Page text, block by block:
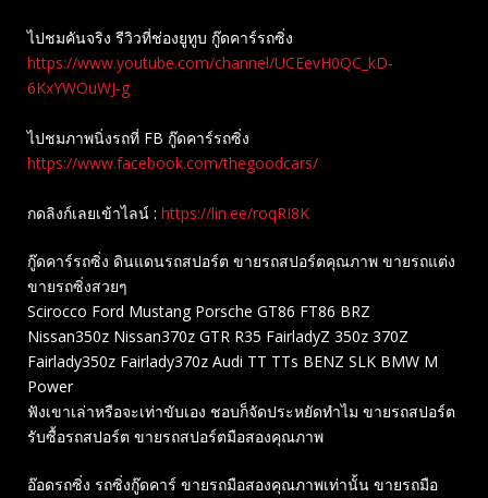
ไปชมคันจริง รีวิวที่ช่องยู​ทูบ​ กู๊ดคาร์รถซิ่ง
https://www.youtube.com/channel/UCEevH0QC_kD-
6KxYWOuWJ-g
ไปชมภาพนิ่งรถที่ FB กู๊ดคาร์รถซิ่ง
https://www.facebook.com/thegoodcars/
กดลิงก์เลยเข้าไลน์ : https://lin.ee/roqRI8K
กู๊ดคาร์รถซิ่ง ดินแดนรถสปอร์ต ขายรถสปอร์ตคุณภาพ ขายรถแต่ง
ขายรถซิ่งสวยๆ
Scirocco Ford Mustang Porsche GT86 FT86 BRZ
Nissan350z Nissan370z GTR R35 FairladyZ 350z 370Z
Fairlady350z Fairlady370z Audi TT TTs BENZ SLK BMW M
Power
ฟังเขาเล่าหรือจะเท่าขับเอง ชอบก็จัดประหยัดทำไม ขายรถสปอร์ต
รับซื้อรถสปอร์ต ขายรถสปอร์ตมือสองคุณภาพ
อ๊อดรถซิ่ง รถซิ่งกู๊ดคาร์ ขายรถมือสองคุณภาพเท่านั้น ขายรถมือ